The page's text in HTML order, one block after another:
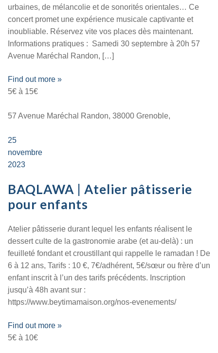
urbaines, de mélancolie et de sonorités orientales… Ce
concert promet une expérience musicale captivante et
inoubliable. Réservez vite vos places dès maintenant.
Informations pratiques : Samedi 30 septembre à 20h 57
Avenue Maréchal Randon, […]
Find out more »
5€ à 15€
57 Avenue Maréchal Randon, 38000 Grenoble,
25
novembre
2023
BAQLAWA | Atelier pâtisserie
pour enfants
Atelier pâtisserie durant lequel les enfants réalisent le
dessert culte de la gastronomie arabe (et au-delà) : un
feuilleté fondant et croustillant qui rappelle le ramadan ! De
6 à 12 ans, Tarifs : 10 €, 7€/adhérent, 5€/sœur ou frère d’un
enfant inscrit à l’un des tarifs précédents. Inscription
jusqu’à 48h avant sur :
https://www.beytimamaison.org/nos-evenements/
Find out more »
5€ à 10€